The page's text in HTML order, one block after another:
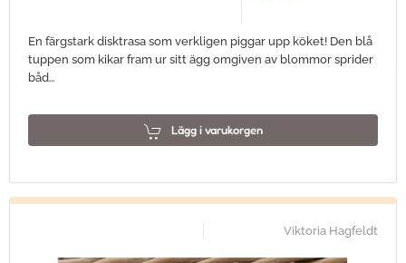
En färgstark disktrasa som verkligen piggar upp köket! Den blå
tuppen som kikar fram ur sitt ägg omgiven av blommor sprider
båd…
Lägg i varukorgen
Viktoria Hagfeldt